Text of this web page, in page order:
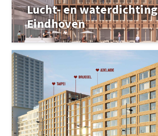
Lucht- en waterdichting
Eindhoven